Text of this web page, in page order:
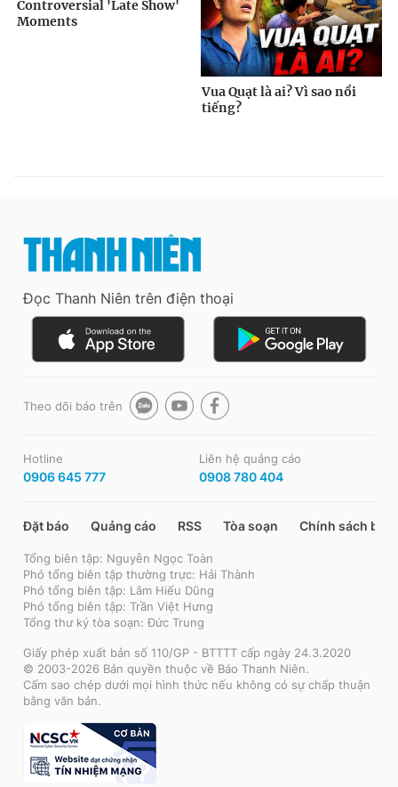
Đọc Thanh Niên trên điện thoại
Theo dõi báo trên
Hotline
0906 645 777
Liên hệ quảng cáo
0908 780 404
Đặt báo Quảng cáo RSS Tòa soạn Chính sách bảo
Tổng biên tập: Nguyễn Ngọc Toàn
Phó tổng biên tập thường trực: Hải Thành
Phó tổng biên tập: Lâm Hiếu Dũng
Phó tổng biên tập: Trần Việt Hưng
Tổng thư ký tòa soạn: Đức Trung
Giấy phép xuất bản số 110/GP - BTTTT cấp ngày 24.3.2020
© 2003-2026 Bản quyền thuộc về Báo Thanh Niên.
Cấm sao chép dưới mọi hình thức nếu không có sự chấp thuận
bằng văn bản.